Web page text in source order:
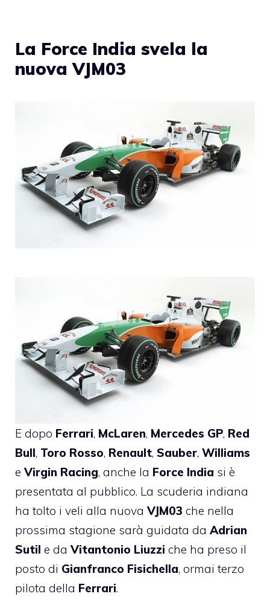
La Force India svela la
nuova VJM03
E dopo Ferrari, McLaren, Mercedes GP, Red
Bull, Toro Rosso, Renault, Sauber, Williams
eVirgin Racing, anche la Force India si è
presentata al pubblico. La scuderia indiana
ha tolto i veli alla nuovaVJM03 che nella
prossima stagione sarà guidata da Adrian
Sutil e daVitantonio Liuzzi che ha preso il
posto di Gianfranco Fisichella, ormai terzo
pilota della Ferrari.